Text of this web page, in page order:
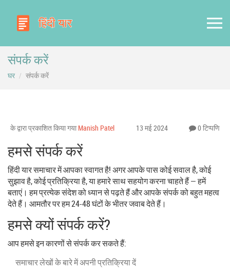
संपर्क करें
घर संपर्क करें
के द्वारा प्रकाशित किया गया Manish Patel 13 मई 2024 0 टिप्पणि
हमसे संपर्क करें
हिंदी यार समाचार में आपका स्वागत है! अगर आपके पास कोई सवाल है, कोई
सुझाव है, कोई प्रतिक्रिया है, या हमारे साथ सहयोग करना चाहते हैं — हमें
बताएं। हम प्रत्येक संदेश को ध्यान से पढ़ते हैं और आपके संपर्क को बहुत महत्व
देते हैं। आमतौर पर हम 24-48 घंटों के भीतर जवाब देते हैं।
हमसे क्यों संपर्क करें?
आप हमसे इन कारणों से संपर्क कर सकते हैं:
समाचार लेखों के बारे में अपनी प्रतिक्रिया दें